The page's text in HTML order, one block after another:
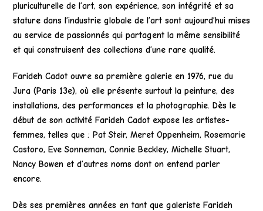
pluriculturelle de l’art, son expérience, son intégrité et sa
stature dans l’industrie globale de l’art sont aujourd’hui mises
au service de passionnés qui partagent la même sensibilité
et qui construisent des collections d’une rare qualité.
Farideh Cadot ouvre sa première galerie en 1976, rue du
Jura (Paris 13e), où elle présente surtout la peinture, des
installations, des performances et la photographie. Dès le
début de son activité Farideh Cadot expose les artistes-
femmes, telles que : Pat Steir, Meret Oppenheim, Rosemarie
Castoro, Eve Sonneman, Connie Beckley, Michelle Stuart,
Nancy Bowen et d’autres noms dont on entend parler
encore.
Dès ses premières années en tant que galeriste Farideh